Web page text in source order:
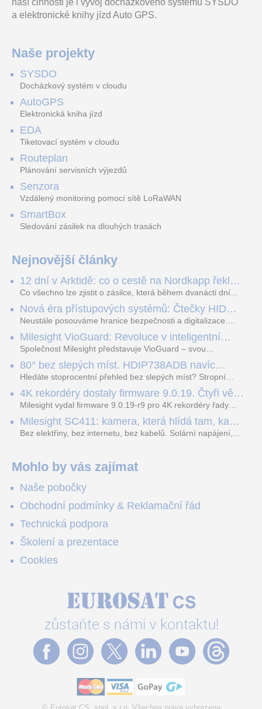
JA-113E Sběrnicový přístupový modul s klávesnicí a RFID
JA-113E-WH je přístupový
modul s ovládací klávesnicí
ovládání z
dvouspektrální optická
DS-1273ZJ-135B
naší činnosti je i vývoj docházkového systému SYSDO
a elektronické knihy jízd Auto GPS.
Naše projekty
SYSDO
Docházkový systém v cloudu
AutoGPS
Elektronická kniha jízd
EDA
Tiketovací systém v cloudu
Routeplan
Plánování servisních výjezdů
Senzora
Vzdálený monitoring pomocí sítě LoRaWAN
SmartBox
Sledování zásilek na dlouhých trasách
Nejnovější články
12 dní v Arktidě: co o cestě na Nordkapp řekla
data ze SMARTBOX 2 MAX
Co všechno lze zjistit o zásilce, která během dvanácti dní
projede Arktidou? SMARTBOX 2 MAX jsme vzali na trasu z
Tromsø přes Lofoty, Kirunu a finské Laponsko až na
Nordkapp. Bez jediného dobití, v mrazu až −13 °C a mimo
otřesy i náklon. Výsledkem není jen čára na mapě, ale
podrobný datový příběh celé cesty.
Nová éra přístupových systémů: Čtečky HID
Signo
Neustále posouváme hranice bezpečnosti a digitalizace.
v oblasti kontroly přístupu – moderní a vysoce univerzální
čtečky HID Signo.
Milesight VioGuard: Revoluce v inteligentní
detekci dopravních přestupků
Společnost Milesight představuje VioGuard – svou
dopravních přestupků. Tento systém, poháněný
sofistikovanými algoritmy umělé inteligence (AI), je navržen
tak, aby poskytoval komplexní nástroje pro vymáhání
dopravních předpisů, zvyšoval bezpečnost na silnicích a
optimalizoval plynulost dopravy v moderních městech.
80° bez slepých míst. HDIP738ADB navíc
streamuje na YouTube – bez PC.
Hledáte stoprocentní přehled bez slepých míst? Stropní
panoramatická kamera HDIP738ADB skládá obraz ze dvou
4MP senzorů SONY do jednoho čistého 180° záběru bez
zkreslení. K tomu přidává AI detekci osob a vozidel,
YouTube – bez běžícího počítače.
4K rekordéry dostaly firmware 9.0.19. Čtyři věci,
které musíte vědět.
Milesight vydal firmware 9.0.19-r9 pro 4K rekordéry řady
které vám zjednoduší práci – a jedna z nich vám ušetří
spoustu zbytečných výjezdů k zákazníkům.
Milesight SC411: kamera, která hlídá tam, kam
kabel nedosáhne
Bez elektřiny, bez internetu, bez kabelů. Solární napájení,
váš telefon. Podívejte se na video.
Mohlo by vás zajímat
Naše pobočky
Obchodní podmínky & Reklamační řád
Technická podpora
Školení a prezentace
Cookies